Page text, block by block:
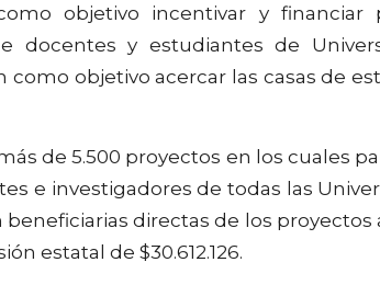
objetivo incentivar y financiar
docentes y estudiantes de
objetivo acercar las casas de
de 5.500 proyectos en los cuales
e investigadores de todas las
directas de los proyectos
estatal de $30.612.126.